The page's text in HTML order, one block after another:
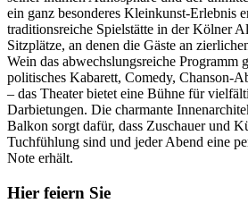
ein ganz besonderes Kleinkunst-Erlebnis
traditionsreiche Spielstätte in der Kölner
Sitzplätze, an denen die Gäste an
Wein das abwechslungsreiche Programm
politisches Kabarett, Comedy, Chanson-
– das Theater bietet eine Bühne für
Darbietungen. Die charmante
Balkon sorgt dafür, dass Zuschauer und
Tuchfühlung sind und jeder Abend eine
Note erhält.
Hier feiern Sie